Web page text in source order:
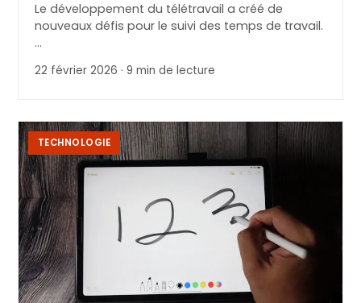
Le développement du télétravail a créé de
nouveaux défis pour le suivi des temps de travail.
…
22 février 2026 · 9 min de lecture
TECHNOLOGIE